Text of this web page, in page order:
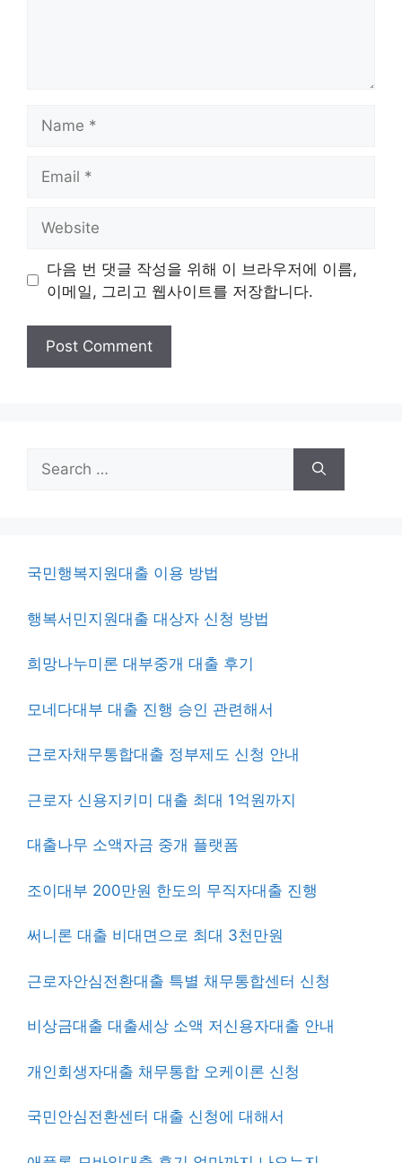
다음 번 댓글 작성을 위해 이 브라우저에 이름,
이메일, 그리고 웹사이트를 저장합니다.
Search
for:
국민행복지원대출 이용 방법
행복서민지원대출 대상자 신청 방법
희망나누미론 대부중개 대출 후기
모네다대부 대출 진행 승인 관련해서
근로자채무통합대출 정부제도 신청 안내
근로자 신용지키미 대출 최대 1억원까지
대출나무 소액자금 중개 플랫폼
조이대부 200만원 한도의 무직자대출 진행
써니론 대출 비대면으로 최대 3천만원
근로자안심전환대출 특별 채무통합센터 신청
비상금대출 대출세상 소액 저신용자대출 안내
개인회생자대출 채무통합 오케이론 신청
국민안심전환센터 대출 신청에 대해서